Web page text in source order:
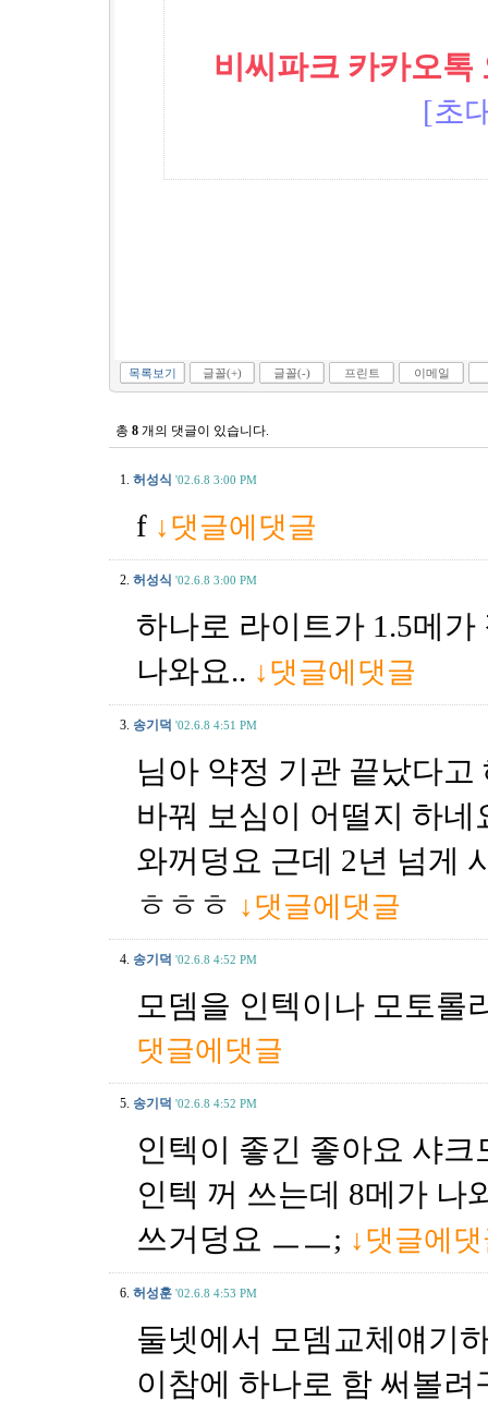
비씨파크 카카오톡
[초
목록보기 글꼴(+) 글꼴(-) 프린트 이메일
총 8 개의 댓글이 있습니다.
1. 허성식 '02.6.8 3:00 PM
f ↓댓글에댓글
2. 허성식 '02.6.8 3:00 PM
하나로 라이트가 1.5메
나와요.. ↓댓글에댓글
3. 송기덕 '02.6.8 4:51 PM
님아 약정 기관 끝났다
바꿔 보심이 어떨지 하네
와꺼덩요 근데 2년 넘게
ㅎㅎㅎ ↓댓글에댓글
4. 송기덕 '02.6.8 4:52 PM
모뎀을 인텍이나 모토롤
댓글에댓글
5. 송기덕 '02.6.8 4:52 PM
인텍이 좋긴 좋아요 샤
인텍 꺼 쓰는데 8메가 나
쓰거덩요 ㅡㅡ; ↓댓글에
6. 허성훈 '02.6.8 4:53 PM
둘넷에서 모뎀교체얘기
이참에 하나로 함 써볼